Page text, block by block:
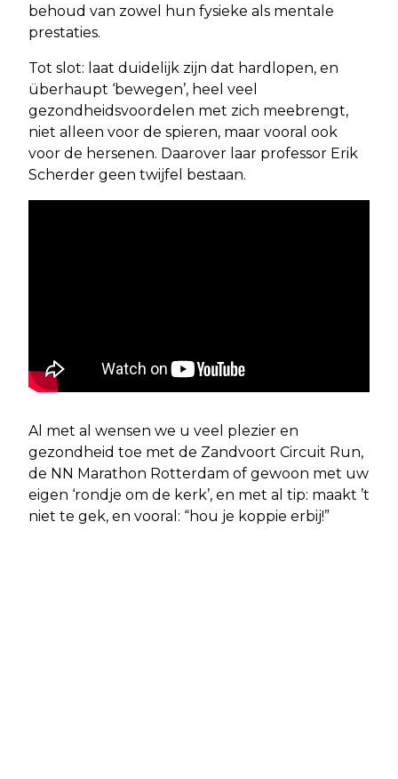
behoud van zowel hun fysieke als mentale
prestaties.
Tot slot: laat duidelijk zijn dat hardlopen, en
überhaupt ‘bewegen’, heel veel
gezondheidsvoordelen met zich meebrengt,
niet alleen voor de spieren, maar vooral ook
voor de hersenen. Daarover laar professor Erik
Scherder geen twijfel bestaan.
Al met al wensen we u veel plezier en
gezondheid toe met de Zandvoort Circuit Run,
de NN Marathon Rotterdam of gewoon met uw
eigen ‘rondje om de kerk’, en met al tip: maakt ’t
niet te gek, en vooral: “hou je koppie erbij!”